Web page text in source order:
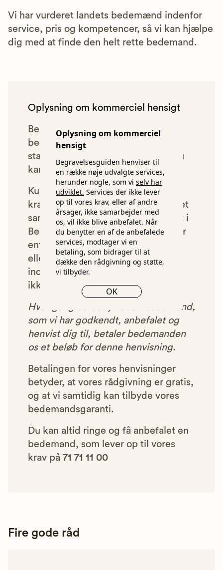
Oplysning om kommerciel
hensigt
Begravelsesguiden henviser til
en række nøje udvalgte services,
herunder nogle, som vi selv har
udviklet. Services der ikke lever
op til vores krav, eller af andre
årsager, ikke samarbejder med
os, vil ikke blive anbefalet. Når
du benytter en af de anbefalede
services, modtager vi en
betaling, som bidrager til at
dække den rådgivning og støtte,
vi tilbyder.
OK
Vi har vurderet landets bedemænd indenfor
service, pris og kompetencer, så vi kan hjælpe
dig med at finde den helt rette bedemand.
Oplysning om kommerciel hensigt
Begravelsesguiden anbefaler kun
bedemænd, der lever op til vores
statistiske pris- og kvalitetskrav. Du
kan læse mere om vores kravher.
Kun bedemænd der lever op til
kravene har mulighed for at indgå et
samarbejde med os om at blive vist i
Begravelsesguiden. Bedemænd der
enten ikke lever op til vores krav,
eller som af andre årsager ikke har
indgået et samarbejde med os, vil
ikke blive vist i vores anbefalinger.
Hver gang du benytter en bedemand,
som vi har godkendt, anbefalet og
henvist dig til, betaler bedemanden
os et beløb for denne henvisning.
Betalingen for vores henvisninger
betyder, at vores rådgivning er gratis,
og at vi samtidig kan tilbyde vores
bedemandsgaranti.
Du kan altid ringe og få anbefalet en
bedemand, som lever op til vores
krav på 71 71 11 00
Fire gode råd